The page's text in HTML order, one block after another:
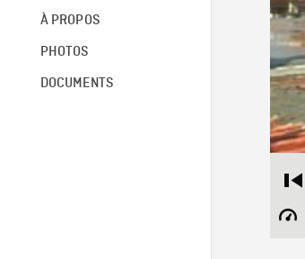
À PROPOS
PHOTOS
DOCUMENTS